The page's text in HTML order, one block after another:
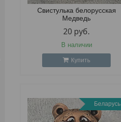
Свистулька белорусская
Медведь
20 руб.
В наличии
Купить
Беларусь